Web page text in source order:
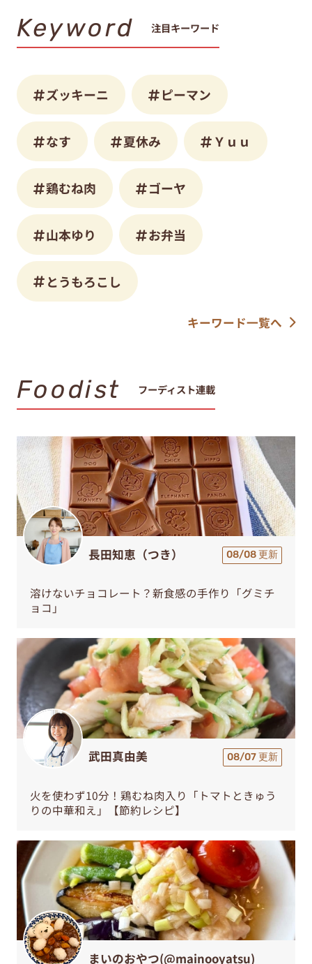
Keyword 注目キーワード
ズッキーニ ピーマン
なす 夏休み Ｙｕｕ
鶏むね肉 ゴーヤ
山本ゆり お弁当
とうもろこし
キーワード一覧へ
Foodist フーディスト連載
長田知恵（つき） 08/08 更新
溶けないチョコレート？新食感の手作り「グミチ
ョコ」
武田真由美 08/07 更新
火を使わず10分！鶏むね肉入り「トマトときゅう
りの中華和え」【節約レシピ】
まいのおやつ(@mainooyatsu)